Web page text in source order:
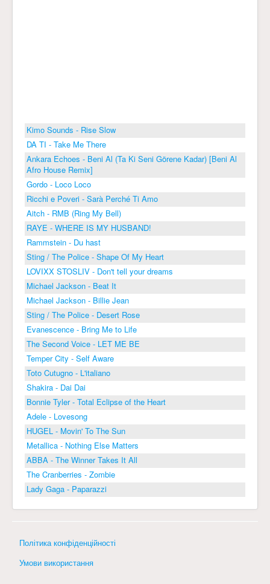
Kimo Sounds - Rise Slow
DA TI - Take Me There
Ankara Echoes - Beni Al (Ta Ki Seni Görene Kadar) [Beni Al
Afro House Remix]
Gordo - Loco Loco
Ricchi e Poveri - Sarà Perché Ti Amo
Aitch - RMB (Ring My Bell)
RAYE - WHERE IS MY HUSBAND!
Rammstein - Du hast
Sting / The Police - Shape Of My Heart
LOVIXX STOSLIV - Don't tell your dreams
Michael Jackson - Beat It
Michael Jackson - Billie Jean
Sting / The Police - Desert Rose
Evanescence - Bring Me to Life
The Second Voice - LET ME BE
Temper City - Self Aware
Toto Cutugno - L'italiano
Shakira - Dai Dai
Bonnie Tyler - Total Eclipse of the Heart
Adele - Lovesong
HUGEL - Movin' To The Sun
Metallica - Nothing Else Matters
ABBA - The Winner Takes It All
The Cranberries - Zombie
Lady Gaga - Paparazzi
Політика конфіденційності
Умови використання